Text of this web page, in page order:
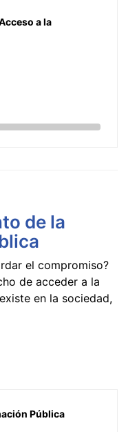
a la
de la
el compromiso?
de acceder a la
en la sociedad,
Pública